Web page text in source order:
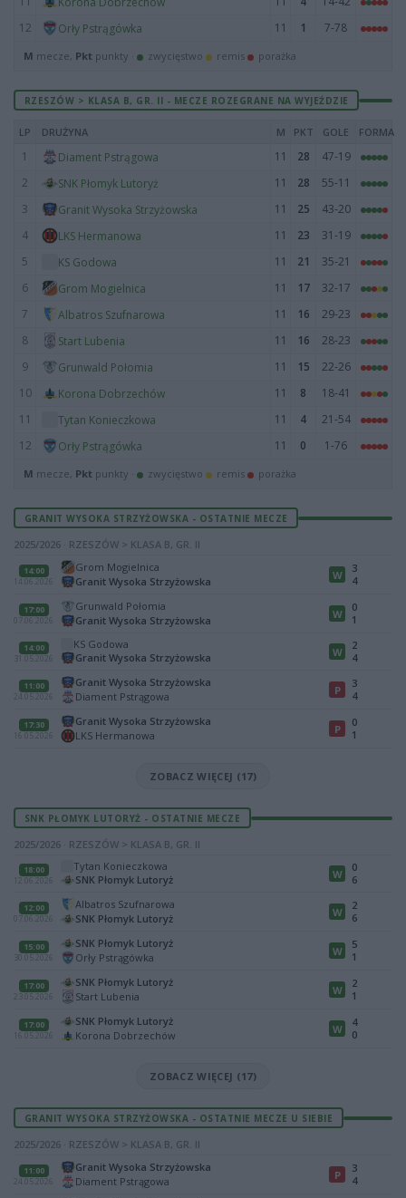
12
Orły Pstrągówka 11 1 7-78
M mecze, Pkt punkty · zwycięstwo remis porażka
RZESZÓW > KLASA B, GR. II - MECZE ROZEGRANE NA WYJEŹDZIE
LP DRUŻYNA M PKT GOLE FORMA
1 Diament Pstrągowa 11 28
47-19
2
SNK Płomyk Lutoryż 11 28
55-11
3
Granit Wysoka Strzyżowska 11 25
43-20
4
LKS Hermanowa 11 23
31-19
5
KS Godowa 11 21
35-21
6
Grom Mogielnica 11 17
32-17
7
Albatros Szufnarowa 11 16
29-23
8
Start Lubenia 11 16
28-23
9
Grunwald Połomia 11 15
22-26
10
Korona Dobrzechów 11 8
18-41
11
Tytan Konieczkowa 11 4
21-54
12
Orły Pstrągówka 11 0 1-76
M mecze, Pkt punkty · zwycięstwo remis porażka
GRANIT WYSOKA STRZYŻOWSKA - OSTATNIE MECZE
2025/2026 · RZESZÓW > KLASA B, GR. II
14:00
14.06.2026
Grom Mogielnica
Granit Wysoka Strzyżowska
W
3
4
17:00
07.06.2026
Grunwald Połomia
Granit Wysoka Strzyżowska
W
0
1
14:00
31.05.2026
KS Godowa
Granit Wysoka Strzyżowska
W
2
4
11:00
24.05.2026
Granit Wysoka Strzyżowska
Diament Pstrągowa
P
3
4
17:30
16.05.2026
Granit Wysoka Strzyżowska
LKS Hermanowa
P
0
1
ZOBACZ WIĘCEJ (17)
SNK PŁOMYK LUTORYŻ - OSTATNIE MECZE
2025/2026 · RZESZÓW > KLASA B, GR. II
18:00
12.06.2026
Tytan Konieczkowa
SNK Płomyk Lutoryż
W
0
6
12:00
07.06.2026
Albatros Szufnarowa
SNK Płomyk Lutoryż
W
2
6
15:00
30.05.2026
SNK Płomyk Lutoryż
Orły Pstrągówka
W
5
1
17:00
23.05.2026
SNK Płomyk Lutoryż
Start Lubenia
W
2
1
17:00
16.05.2026
SNK Płomyk Lutoryż
Korona Dobrzechów
W
4
0
ZOBACZ WIĘCEJ (17)
GRANIT WYSOKA STRZYŻOWSKA - OSTATNIE MECZE U SIEBIE
2025/2026 · RZESZÓW > KLASA B, GR. II
11:00
24.05.2026
Granit Wysoka Strzyżowska
Diament Pstrągowa
P
3
4